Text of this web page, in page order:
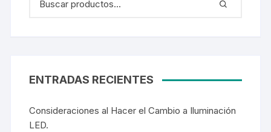
ENTRADAS RECIENTES
Consideraciones al Hacer el Cambio a Iluminación
LED.